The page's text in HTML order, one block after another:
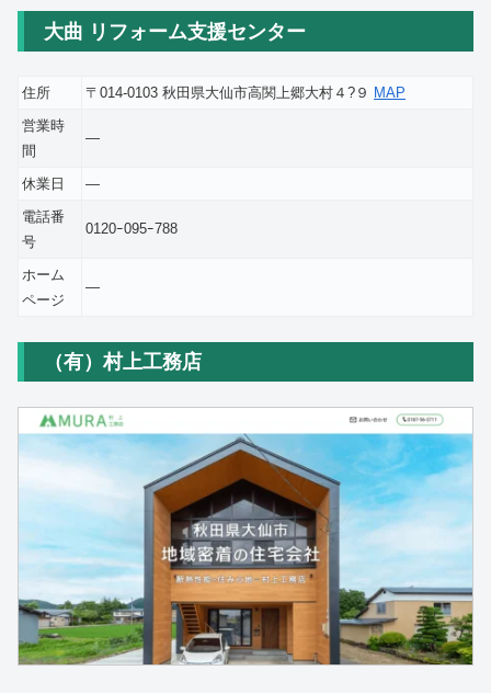
大曲 リフォーム支援センター
住所 〒014-0103 秋田県大仙市高関上郷大村４?９ MAP
営業時
間
―
休業日
―
電話番
号
0120ｰ095ｰ788
ホーム
ページ
―
（有）村上工務店